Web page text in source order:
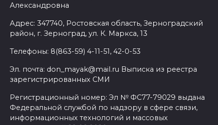
Александровна
Адрес: 347740, Ростовская область, Зерноградский
район, г. Зерноград, ул. К. Маркса, 13
Телефоны: 8(863-59) 4-11-51, 42-0-53
Эл. почта: don_mayak@mail.ru Выписка из реестра
зарегистрированных СМИ
Регистрационный номер: Эл № ФС77-79029 выдана
Федеральной службой по надзору в сфере связи,
информационных технологий и массовых